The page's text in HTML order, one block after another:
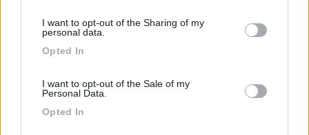
not limited to your visit or usage behaviour. You may click to
grant or deny consent to Google and its third-party tags to
use your data for below specified purposes in below Google
I want to opt-out of the Sharing of my
personal data.
Opted In
I want to opt-out of the Sale of my
Personal Data.
Opted In
Inserito il24/05/2023
In camper mai usato lenzuola, usiamo dei saccoapelo leggeri
secondo me piu comodo perchè con le lenzuola diventa una
tribolazione, con materassi leggeri le lenzuola non stanno
rincalzate.